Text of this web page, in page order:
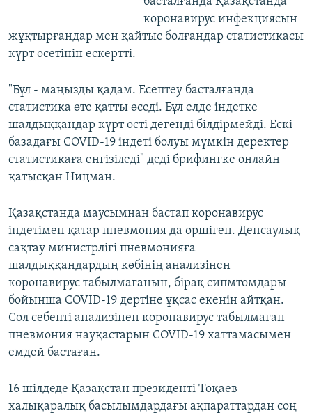
коронавирус инфекциясын
жұқтырғандар мен қайтыс болғандар статистикасы
күрт өсетінін ескертті.
"Бұл - маңызды қадам. Есептеу басталғанда
статистика өте қатты өседі. Бұл елде індетке
шалдыққандар күрт өсті дегенді білдірмейді. Ескі
базадағы COVID-19 індеті болуы мүмкін деректер
статистикаға енгізіледі" деді брифингке онлайн
қатысқан Ницман.
Қазақстанда маусымнан бастап коронавирус
індетімен қатар пневмония да өршіген. Денсаулық
сақтау министрлігі пневмонияға
шалдыққандардың көбінің анализінен
коронавирус табылмағанын, бірақ сипмтомдары
бойынша COVID-19 дертіне ұқсас екенін айтқан.
Сол себепті анализінен коронавирус табылмаған
пневмония науқастарын COVID-19 хаттамасымен
емдей бастаған.
16 шілдеде Қазақстан президенті Тоқаев
халықаралық басылымдардағы ақпараттардан соң